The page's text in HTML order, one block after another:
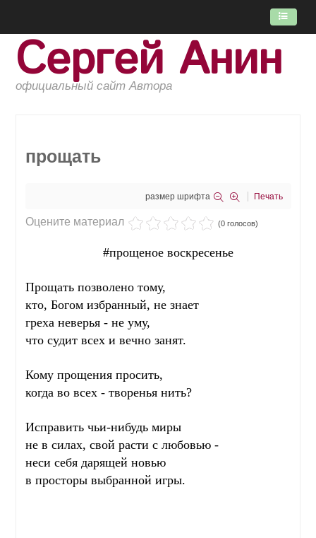
Сергей Анин
официальный сайт Автора
ГЛАВНАЯ
ПОТОК
прощать
размер шрифта Печать
Оцените материал (0 голосов)
#прощеное воскресенье
Прощать позволено тому,
кто, Богом избранный, не знает
греха неверья - не уму,
что судит всех и вечно занят.
Кому прощения просить,
когда во всех - творенья нить?
Исправить чьи-нибудь миры
не в силах, свой расти с любовью -
неси себя дарящей новью
в просторы выбранной игры.